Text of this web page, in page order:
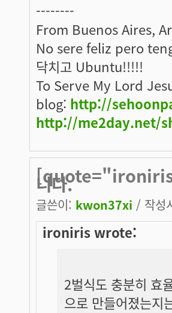
--------
From Buenos Aires,
No sere feliz pero
닥치고 Ubuntu!!!!!
To Serve My Lord
blog: http://
http://me2day.net/
니다.
글쓴이: kwon37xi / 작성
ironiris wrote:
2벌식도 충분히 효
으로 만들어졌는지